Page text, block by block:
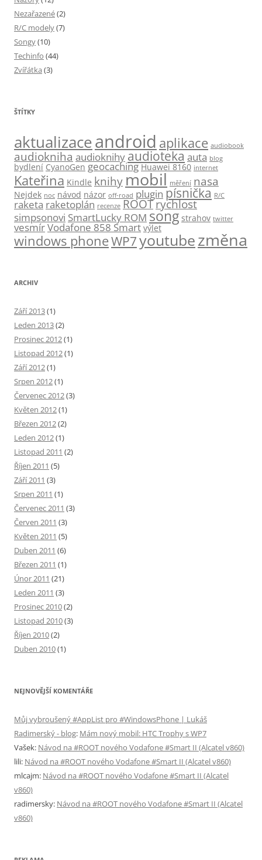
Nezařazené(2)
R/C modely(7)
Songy(10)
Techinfo (44)
Zvířátka (3)
ŠTÍTKY
aktualizaceandroid aplikace audiobook
audiokniha audioknihy audioteka auta blog
bydlení CyanoGen geocaching Huawei 8160 internet
Kateřina Kindle knihy mobil měření nasa
Nejdek noc návod názor off-road plugin písnička R/C
raketa raketoplán recenze ROOTrychlost
simpsonovi SmartLucky ROM song strahov twitter
vesmírVodafone 858 Smart výlet
windows phoneWP7youtubezměna
ARCHIV
Září 2013(1)
Leden 2013(2)
Prosinec 2012(1)
Listopad 2012(1)
Září 2012(1)
Srpen 2012(1)
Červenec 2012(3)
Květen 2012(1)
Březen 2012(2)
Leden 2012(1)
Listopad 2011 (2)
Říjen 2011 (5)
Září 2011 (3)
Srpen 2011 (1)
Červenec 2011 (3)
Červen 2011 (3)
Květen 2011 (5)
Duben 2011 (6)
Březen 2011 (1)
Únor 2011 (21)
Leden 2011 (3)
Prosinec 2010(2)
Listopad 2010(3)
Říjen 2010(2)
Duben 2010(1)
NEJNOVĚJŠÍ KOMENTÁŘE
Můj vybroušený #AppList pro #WindowsPhone | Lukáš
Radimerský - blog: Mám nový mobil: HTC Trophy s WP7
Vašek: Návod na #ROOT nového Vodafone #Smart II (Alcatel v860)
lili: Návod na #ROOT nového Vodafone #Smart II (Alcatel v860)
mlcajm: Návod na #ROOT nového Vodafone #Smart II (Alcatel
v860)
radimersky: Návod na #ROOT nového Vodafone #Smart II (Alcatel
v860)